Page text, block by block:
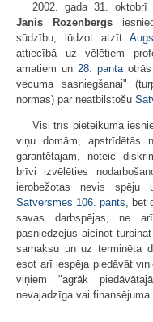
2002. gada 31. oktobrī
Jānis Rozenbergs
sūdzību, lūdzot atzīt
attiecībā uz vēlētiem
amatiem un 28. pantaotrās
vecuma sasniegšanai"
normas) par neatbilstošu
Visi trīs pieteikuma
viņu domām, apstrīdētās
garantētajam, noteic
brīvi izvēlēties
ierobežotas nevis
Satversmes 106. pants, bet
savas darbspējas, ne
pasniedzējus aicinot
samaksu un uz terminēta
esot arī iespēja piedāvāt
viņiem "agrāk
nevajadzīga vai finansējuma